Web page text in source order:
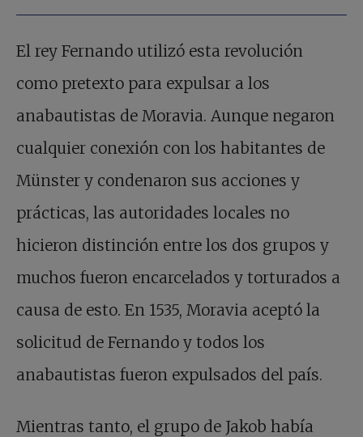
El rey Fernando utilizó esta revolución
como pretexto para expulsar a los
anabautistas de Moravia. Aunque negaron
cualquier conexión con los habitantes de
Münster y condenaron sus acciones y
prácticas, las autoridades locales no
hicieron distinción entre los dos grupos y
muchos fueron encarcelados y torturados a
causa de esto. En 1535, Moravia aceptó la
solicitud de Fernando y todos los
anabautistas fueron expulsados del país.
Mientras tanto, el grupo de Jakob había